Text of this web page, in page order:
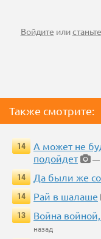
Войдите или
Также смотрите:
14
А может не
подойдет
—
14
Да были же
14
Рай в шалаше
13
Война
назад